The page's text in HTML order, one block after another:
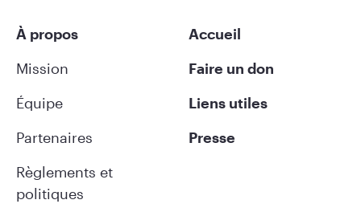
À propos
Mission
Équipe
Partenaires
Règlements et
politiques
Accueil
Faire un don
Liens utiles
Presse